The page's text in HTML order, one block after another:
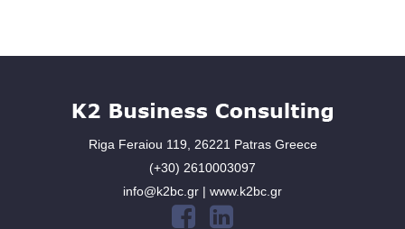
Riga Feraiou 119, 26221 Patras Greece
(+30) 2610003097
info@k2bc.gr | www.k2bc.gr